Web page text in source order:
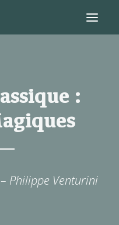
:
Philippe Venturini